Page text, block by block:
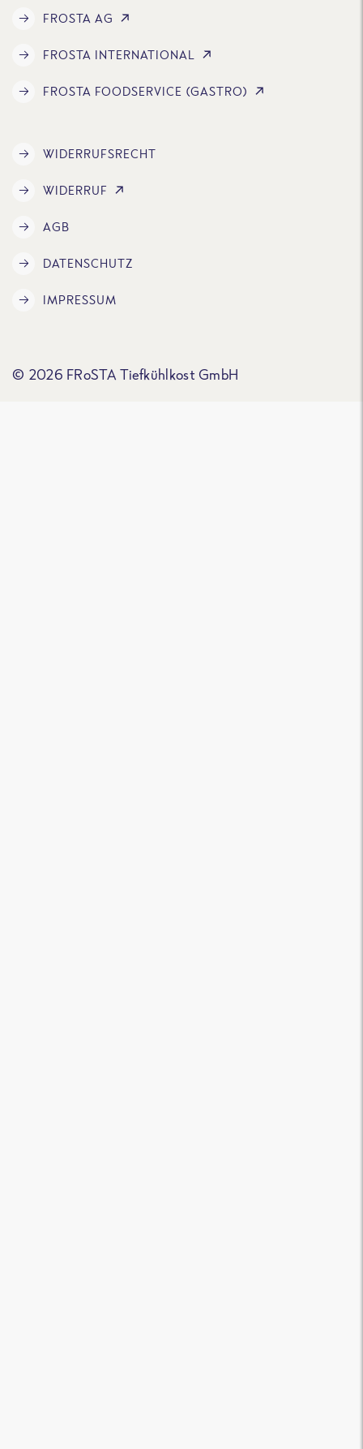
FROSTA AG
FROSTA INTERNATIONAL
FROSTA FOODSERVICE (GASTRO)
WIDERRUFSRECHT
WIDERRUF
AGB
DATENSCHUTZ
IMPRESSUM
© 2026 FRoSTA Tiefkühlkost GmbH